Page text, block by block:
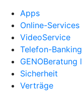
Apps
Online-Services
VideoService
Telefon-Banking
GENOBeratung
Sicherheit
Verträge